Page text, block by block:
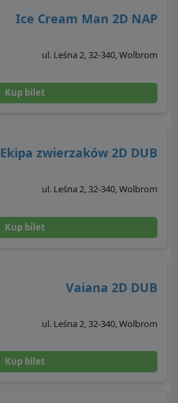
Ice Cream Man 2D NAP
ul. Leśna 2, 32-340, Wolbrom
Kup bilet
Ekipa zwierzaków 2D DUB
ul. Leśna 2, 32-340, Wolbrom
Kup bilet
Vaiana 2D DUB
ul. Leśna 2, 32-340, Wolbrom
Kup bilet